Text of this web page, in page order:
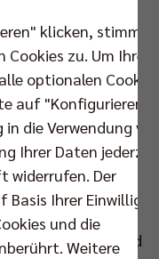
sich der
Startformation
an hatte die
auf die Angriffe
griff Giesens
aber das
16:6). Also
Wechselspiele und
klicken, stimmen
zu. Um Ihre
optionalen Cookies
auf "Konfigurieren".
in die Verwendung
Ihrer Daten
widerrufen. Der
Basis Ihrer
und die
Weitere